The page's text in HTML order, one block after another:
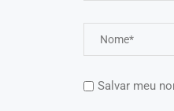
Salvar meu